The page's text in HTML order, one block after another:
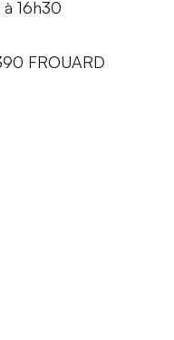
16h30
FROUARD